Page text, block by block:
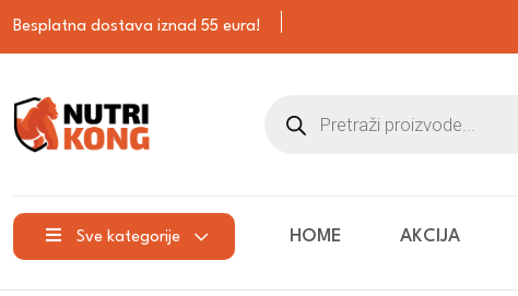
Besplatna dostava iznad 55 eura!
Sve kategorije HOME AKCIJA